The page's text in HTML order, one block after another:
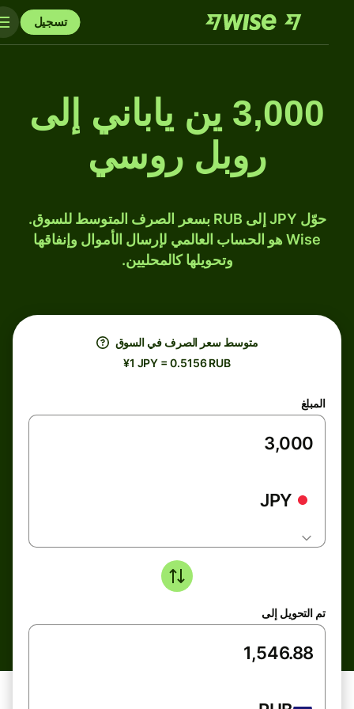
تسجيل
3,000 ين ياباني إلى
روبل روسي
حوّل JPY إلى RUB بسعر الصرف المتوسط للسوق.
Wise هو الحساب العالمي لإرسال الأموال وإنفاقها
وتحويلها كالمحليين.
متوسط ​​سعر الصرف في السوق
¥1 JPY = 0.5156 RUB
المبلغ
JPY
تم التحويل إلى